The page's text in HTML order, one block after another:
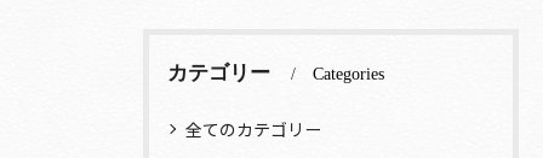
カテゴリー Categories
全てのカテゴリー